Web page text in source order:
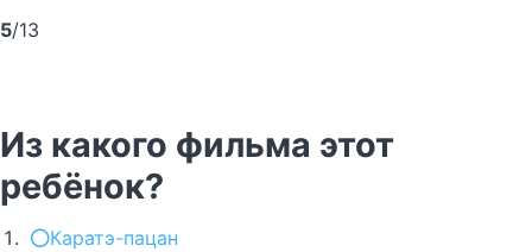
5/13
Из какого фильма этот
ребёнок?
Каратэ-пацан